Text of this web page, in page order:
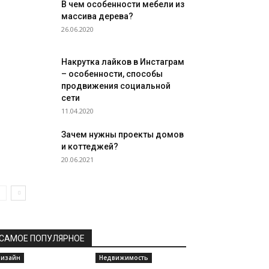
В чем особенности мебели из
массива дерева?
26.06.2020
Накрутка лайков в Инстаграм
– особенности, способы
продвижения социальной
сети
11.04.2020
Зачем нужны проекты домов
и коттеджей?
20.06.2021
ПОПУЛЯРНОЕ
Недвижимость